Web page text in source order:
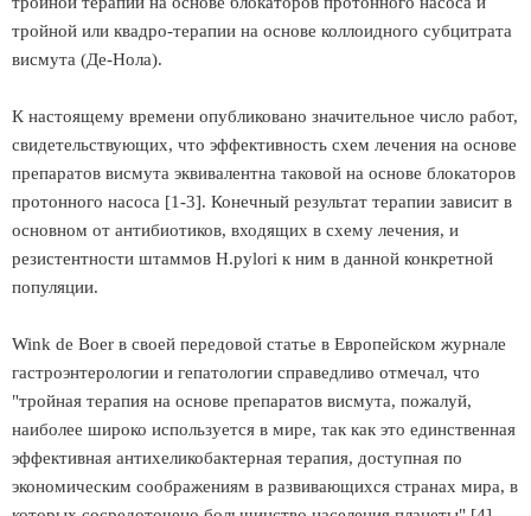
тройной или квадро-терапии на основе коллоидного субцитрата
висмута (Де-Нола).
К настоящему времени опубликовано значительное число работ,
свидетельствующих, что эффективность схем лечения на основе
препаратов висмута эквивалентна таковой на основе блокаторов
протонного насоса [1-3]. Конечный результат терапии зависит в
основном от антибиотиков, входящих в схему лечения, и
резистентности штаммов Н.pylori к ним в данной конкретной
популяции.
Wink de Boer в своей передовой статье в Европейском журнале
гастроэнтерологии и гепатологии справедливо отмечал, что
"тройная терапия на основе препаратов висмута, пожалуй,
наиболее широко используется в мире, так как это единственная
эффективная антихеликобактерная терапия, доступная по
экономическим соображениям в развивающихся странах мира, в